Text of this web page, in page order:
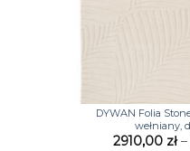
DYWAN Folia
wełniany,
2910,00 zł –